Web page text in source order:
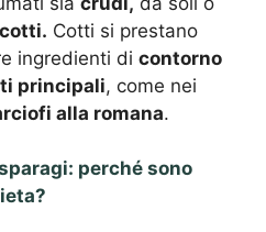
cotti. Cotti si prestano
ingredienti di contorno
principali, come nei
alla romana.
perché sono